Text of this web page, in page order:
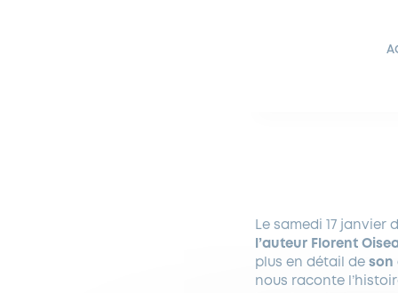
Le samedi 17 janvier
l’auteur Florent
plus en détail de son
nous raconte